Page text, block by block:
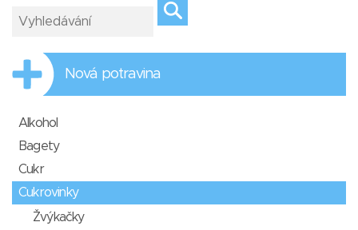
Nová potravina
Alkohol
Bagety
Cukr
Cukrovinky
Žvýkačky